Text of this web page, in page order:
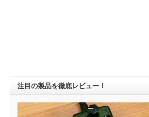
注目の製品を徹底レビュー！